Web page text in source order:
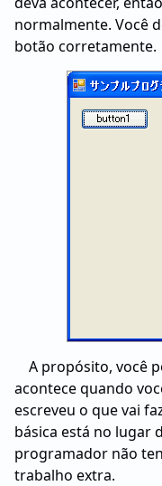
normalmente. Você
botão corretamente.
A propósito, você
acontece quando
escreveu o que vai
básica está no lugar
programador não
trabalho extra.